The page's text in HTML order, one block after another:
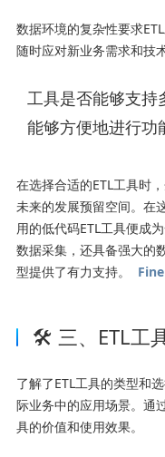
数据环境的复杂性要求
随时应对新业务需求和技
工具是否能够支持
能够方便地进行功
在选择合适的ETL工具时
未来的发展预留空间。在
用的低代码ETL工具便成
数据采集，还具备强大的
型提供了有力支持。
🛠️ 三、ETL工
了解了ETL工具的类型和
际业务中的应用场景。通
具的价值和使用效果。